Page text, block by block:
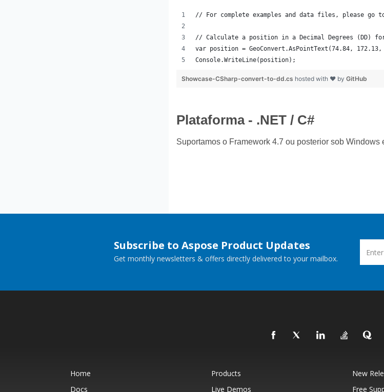
// For complete examples and data files, please go
// Calculate a position in a Decimal Degrees (DD)
var position = GeoConvert.AsPointText(74.84, 172.13,
Console.WriteLine(position);
Showcase-CSharp-convert-to-dd.cs hosted with ❤ by GitHub
Plataforma - .NET / C#
Suportamos o Framework 4.7 ou posterior sob
Subscribe to Aspose Product Updates
Get monthly newsletters & offers directly delivered to your mailbox.
Home Products New
Docs
Live Demos Free